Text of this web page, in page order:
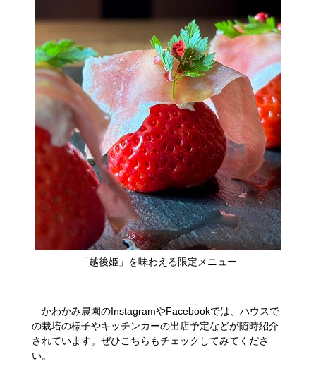
​「越後姫」を味わえる限定メニュー
かわかみ農園のInstagramやFacebookでは、ハウスで
の栽培の様子やキッチンカーの出店予定などが随時紹介
されています。ぜひこちらもチェックしてみてくださ
い。